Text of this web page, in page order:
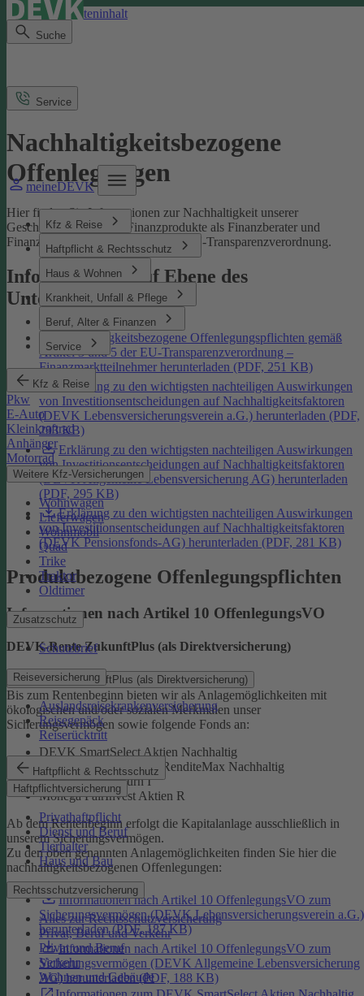
Direkt zum Seiteninhalt
Suche
meineDEVK
Kfz & Reise
Haftpflicht & Rechtsschutz
Haus & Wohnen
Krankheit, Unfall & Pflege
Beruf, Alter & Finanzen
Service
Kfz & Reise
Pkw
E-Auto
Kleinkraftrad
Anhänger
Motorrad
Weitere Kfz-Versicherungen
Wohnwagen
Lieferwagen
Wohnmobil
Quad
Trike
Traktor
Oldtimer
Zusatzschutz
Schutzbrief
Reiseversicherung
Auslandsreisekrankenversicherung
Reisegepäck
Reiserücktritt
Haftpflicht & Rechtsschutz
Haftpflichtversicherung
Privathaftpflicht
Dienst und Beruf
Tierhalter
Haus und Bau
Rechtsschutzversicherung
Alles zur Rechtsschutzversicherung
Privat, Beruf und Verkehr
Privat und Beruf
Verkehr
Wohnen und Gebäude
Service
Nachhaltigkeitsbezogene
Offenlegungen
Hier finden Sie Informationen zur Nachhaltigkeit unserer
Geschäftsprozesse und Finanzprodukte als Finanzberater und
Finanzmarktteilnehmer gemäß der EU-Transparenzverordnung.
Informationen auf Ebene des
Unternehmens
Nachhaltigkeitsbezogene Offenlegungspflichten gemäß
Artikel 3 und 5 der EU-Transparenzverordnung –
Finanzmarktteilnehmer herunterladen (PDF, 251 KB)
Erklärung zu den wichtigsten nachteiligen Auswirkungen
von Investitionsentscheidungen auf Nachhaltigkeitsfaktoren
(DEVK Lebensversicherungsverein a.G.) herunterladen (PDF,
293 KB)
Erklärung zu den wichtigsten nachteiligen Auswirkungen
von Investitionsentscheidungen auf Nachhaltigkeitsfaktoren
(DEVK Allgemeine Lebensversicherung AG) herunterladen
(PDF, 295 KB)
Erklärung zu den wichtigsten nachteiligen Auswirkungen
von Investitionsentscheidungen auf Nachhaltigkeitsfaktoren
(DEVK Pensionsfonds-AG) herunterladen (PDF, 281 KB)
Produktbezogene Offenlegungspflichten
Informationen nach Artikel 10 OffenlegungsVO
DEVK-Rente ZukunftPlus (als Direktversicherung)
DEVK-Rente ZukunftPlus (als Direktversicherung)
Bis zum Rentenbeginn bieten wir als Anlagemöglichkeiten mit
ökologischen und/oder sozialen Merkmalen unser
Sicherungsvermögen sowie folgende Fonds an:
DEVK SmartSelect Aktien Nachhaltig
DEVK-Anlagekonzept RenditeMax Nachhaltig
Lupus Alpha Return I
Monega FairInvest Aktien R
Ab dem Rentenbeginn erfolgt die Kapitalanlage ausschließlich in
unserem Sicherungsvermögen.
Zu den oben genannten Anlagemöglichkeiten finden Sie hier die
nachhaltigkeitsbezogenen Offenlegungen:
Informationen nach Artikel 10 OffenlegungsVO zum
Sicherungsvermögen (DEVK Lebensversicherungsverein a.G.)
herunterladen (PDF, 187 KB)
Informationen nach Artikel 10 OffenlegungsVO zum
Sicherungsvermögen (DEVK Allgemeine Lebensversicherung
AG) herunterladen (PDF, 188 KB)